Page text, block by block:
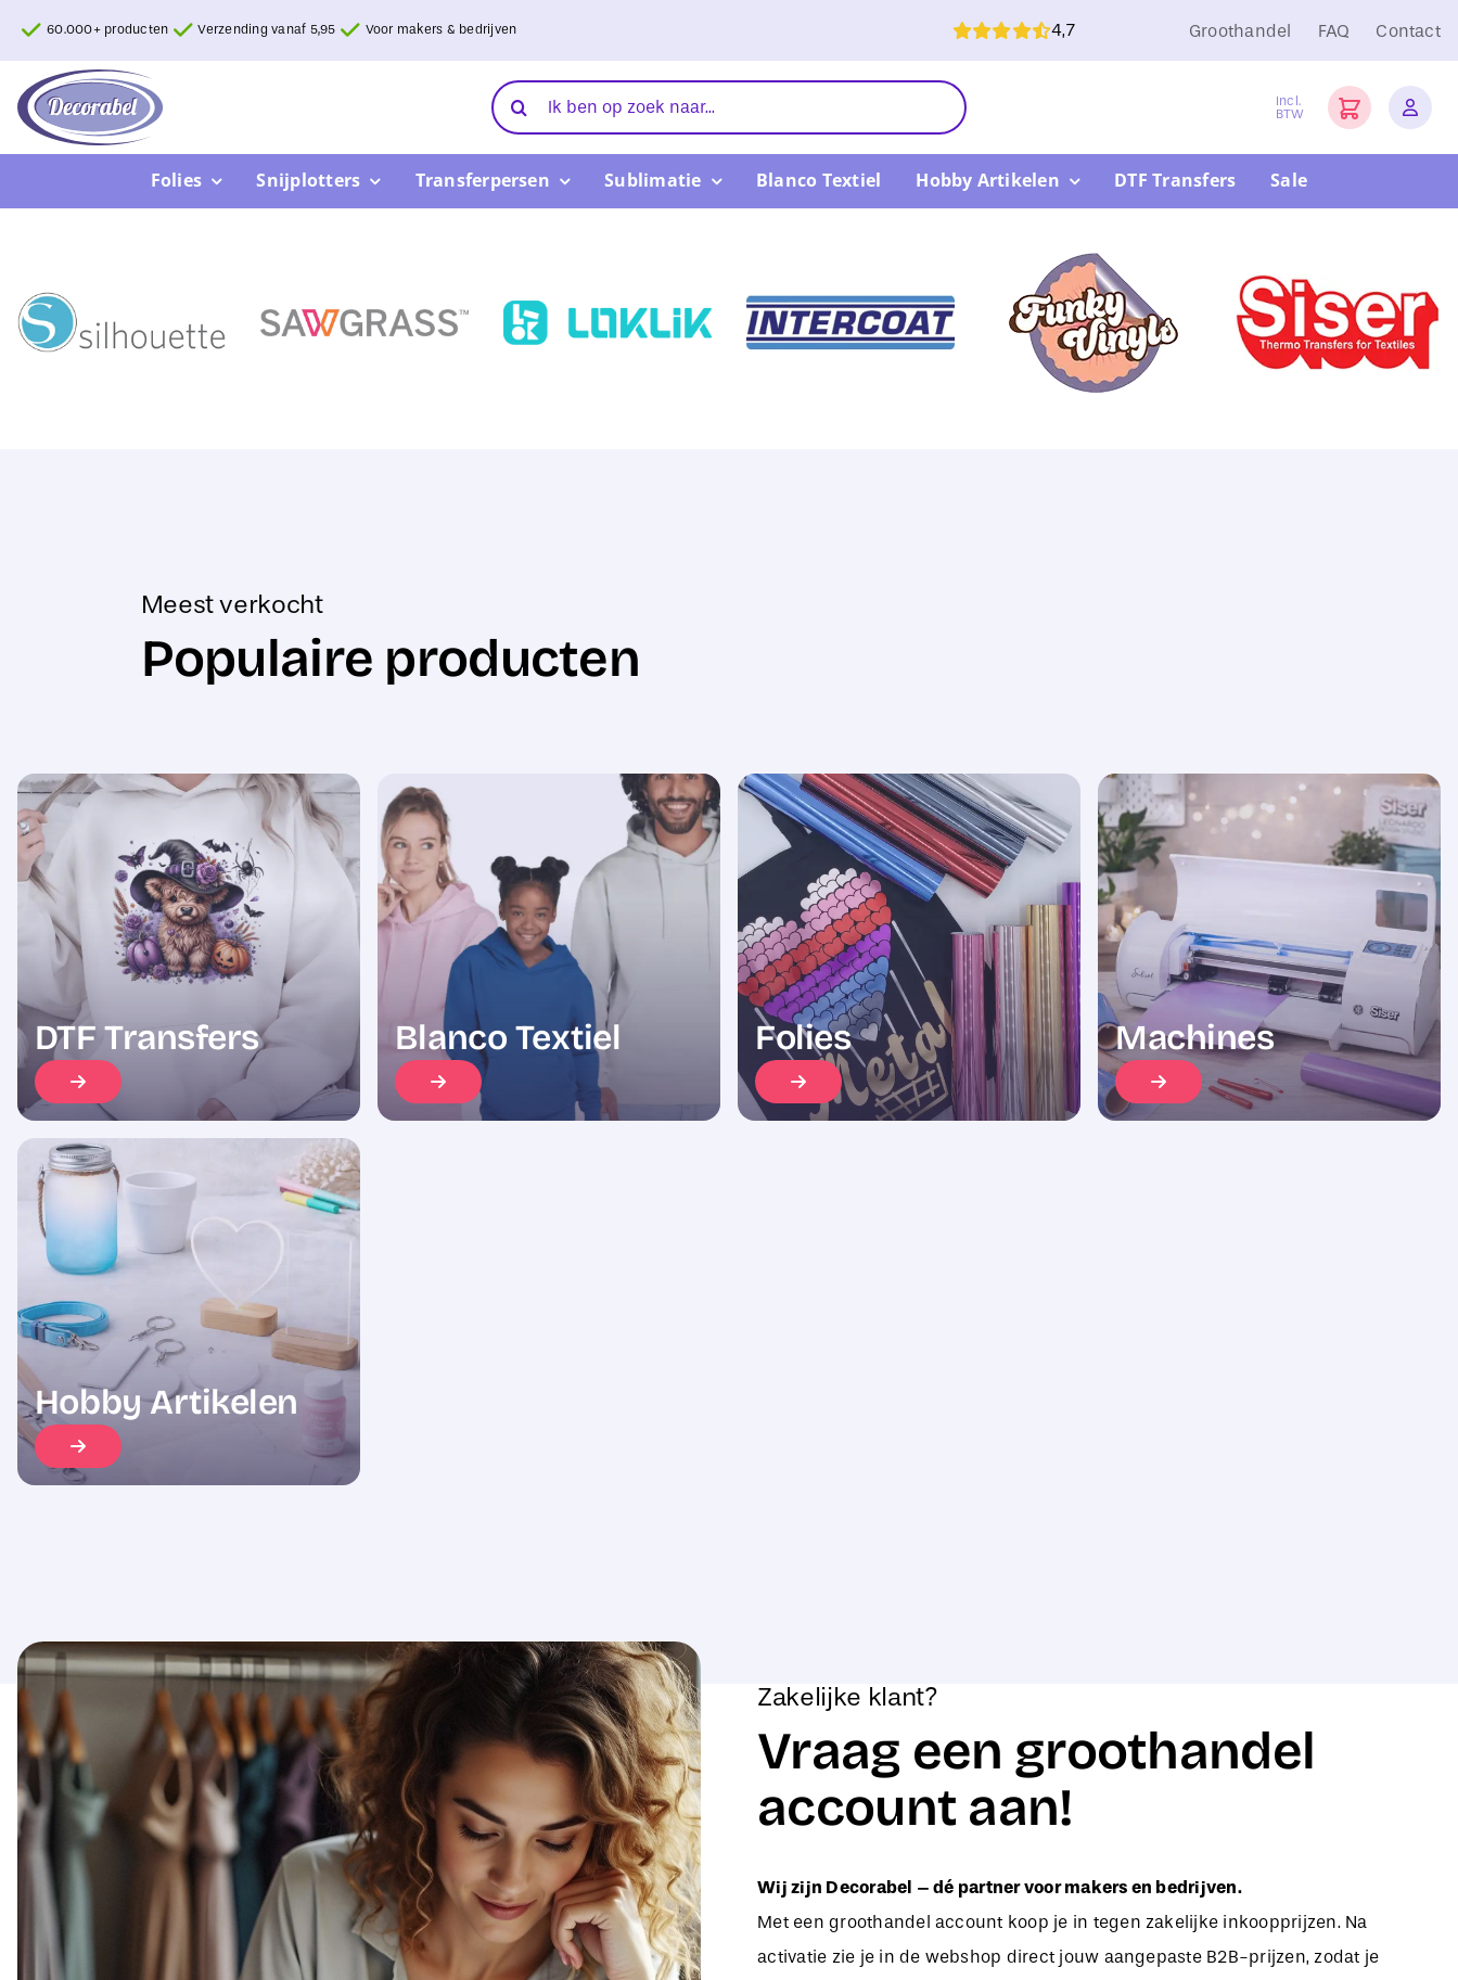
inhoud
60.000+ producten Verzending vanaf 5,95 Voor makers & bedrijven 4,7 Groothandel FAQ Contact
Zoeken
naar:
Incl.
BTW
Folies Snijplotters Transferpersen Sublimatie Blanco Textiel Hobby Artikelen DTF Transfers Sale
Meest verkocht
Populaire producten
DTF Transfers Blanco Textiel Folies Machines
Hobby Artikelen
Zakelijke klant?
Vraag een groothandel
account aan!
Wij zijn Decorabel – dé partner voor makers en bedrijven.
Met een groothandel account koop je in tegen zakelijke inkoopprijzen. Na
activatie zie je in de webshop direct jouw aangepaste B2B-prijzen, zodat je